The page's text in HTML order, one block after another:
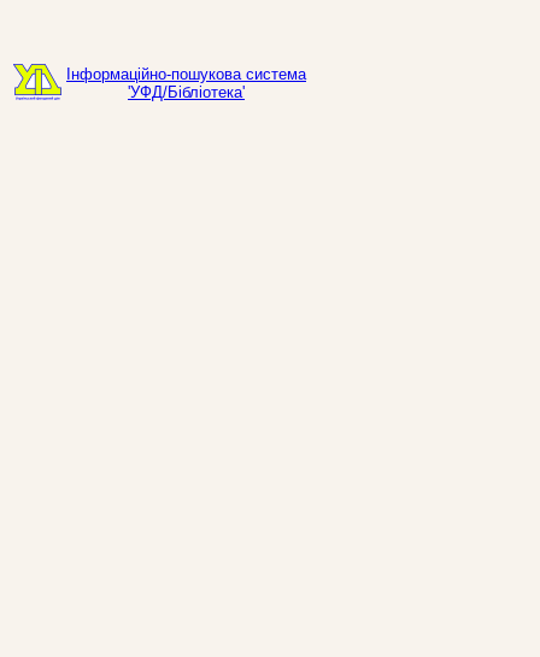
Інформаційно-пошукова система
'УФД/Бібліотека'